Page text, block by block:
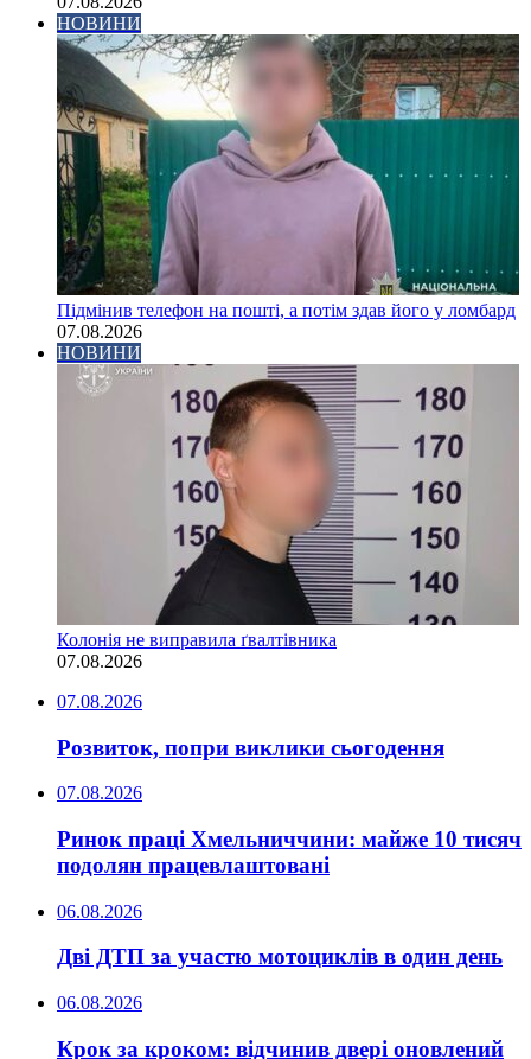
НОВИНИ
Підмінив телефон на пошті, а потім здав його у ломбард
07.08.2026
НОВИНИ
Колонія не виправила ґвалтівника
07.08.2026
07.08.2026
Розвиток, попри виклики сьогодення
07.08.2026
Ринок праці Хмельниччини: майже 10 тисяч
подолян працевлаштовані
06.08.2026
Дві ДТП за участю мотоциклів в один день
06.08.2026
Крок за кроком: відчинив двері оновлений